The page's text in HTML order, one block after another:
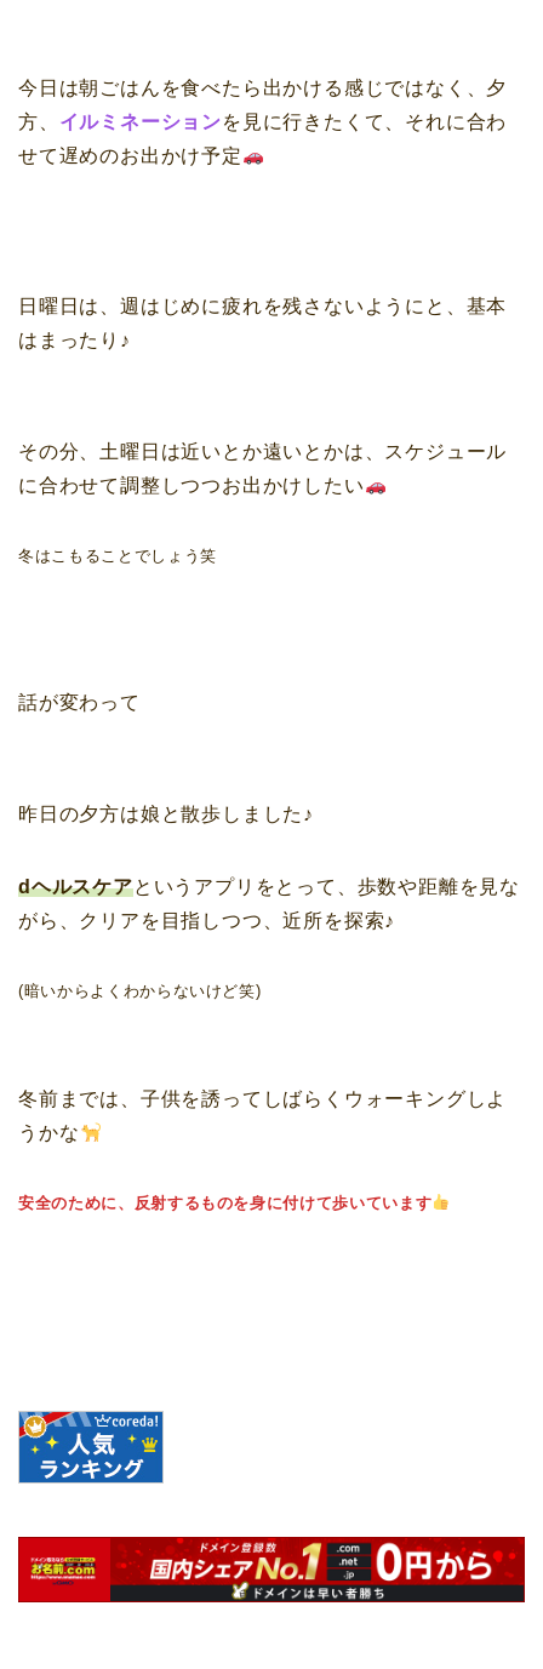
今日は朝ごはんを食べたら出かける感じではなく、夕
方、 イルミネーションを見に行きたくて、それに合わ
せて遅めのお出かけ予定
日曜日は、週はじめに疲れを残さないようにと、基本
はまったり♪
その分、土曜日は近いとか遠いとかは、スケジュール
に合わせて調整しつつお出かけしたい
冬はこもることでしょう笑
話が変わって
昨日の夕方は娘と散歩しました♪
dヘルスケアというアプリをとって、歩数や距離を見な
がら、クリアを目指しつつ、近所を探索♪
(暗いからよくわからないけど笑)
冬前までは、子供を誘ってしばらくウォーキングしよ
うかな
安全のために、反射するものを身に付けて歩いています